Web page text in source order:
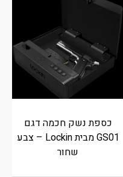
כספת נשק חכמה דגם
GS01 מבית Lockin – צבע
שחור